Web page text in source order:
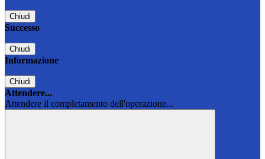
Chiudi
Successo
Chiudi
Informazione
Chiudi
Attendere...
Attendere il completamento dell'operazione...